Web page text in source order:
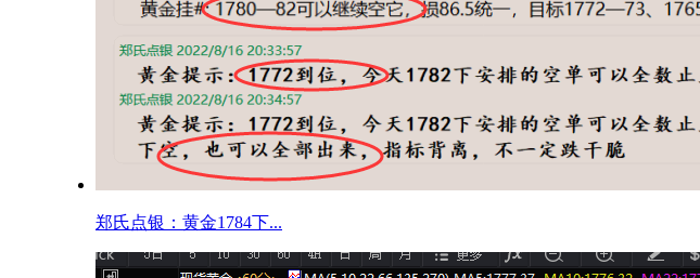
郑氏点银：黄金1784下...